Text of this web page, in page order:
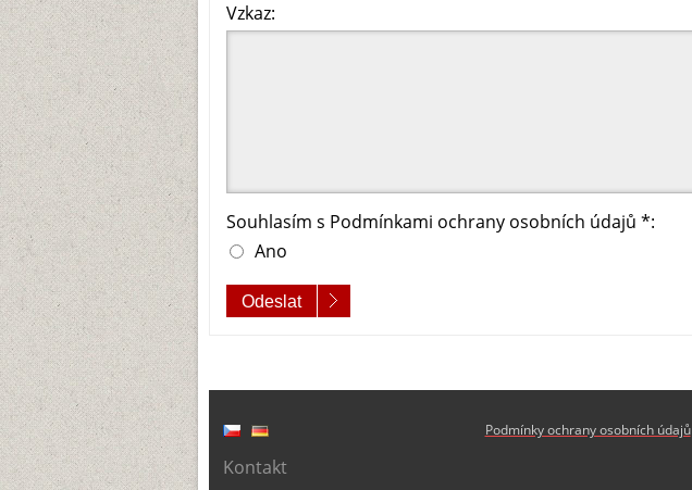
Vzkaz:
Souhlasím s Podmínkami ochrany osobních údajů *:
Ano
Odeslat
Kontakt
Podmínky ochrany osobních údajů